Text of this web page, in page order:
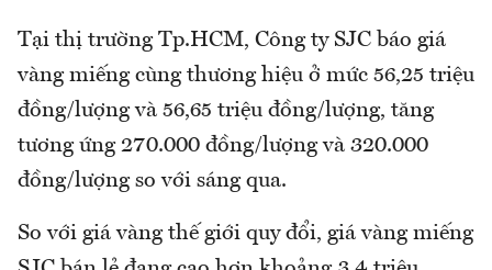
Tại thị trường Tp.HCM, Công ty SJC báo giá
vàng miếng cùng thương hiệu ở mức 56,25 triệu
đồng/lượng và 56,65 triệu đồng/lượng, tăng
tương ứng 270.000 đồng/lượng và 320.000
đồng/lượng so với sáng qua.
So với giá vàng thế giới quy đổi, giá vàng miếng